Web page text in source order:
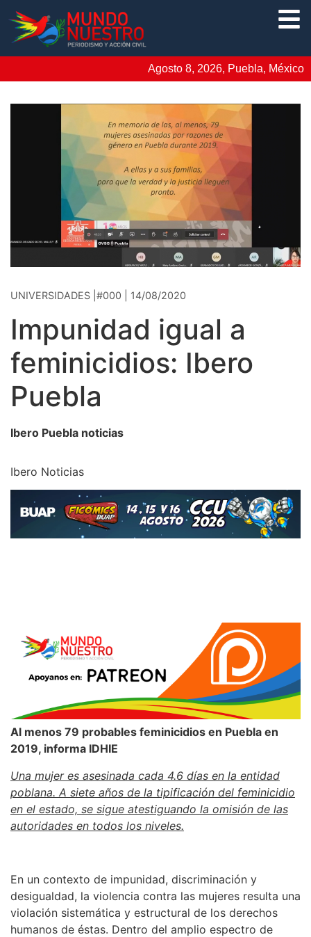
Agosto 8, 2026, Puebla, México
UNIVERSIDADES |#000 | 14/08/2020
Impunidad igual a
feminicidios: Ibero
Puebla
Ibero Puebla noticias
Ibero Noticias
Al menos 79 probables feminicidios en Puebla en
2019, informa IDHIE
Una mujer es asesinada cada 4.6 días en la entidad
poblana. A siete años de la tipificación del feminicidio
en el estado, se sigue atestiguando la omisión de las
autoridades en todos los niveles.
En un contexto de impunidad, discriminación y
desigualdad, la violencia contra las mujeres resulta una
violación sistemática y estructural de los derechos
humanos de éstas. Dentro del amplio espectro de